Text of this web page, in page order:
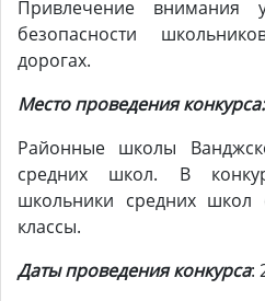
Привлечение внимания
безопасности
дорогах.
Место проведения конкурса:
Районные школы
средних школ. В
школьники средних школ
классы.
Даты проведения конкурса: